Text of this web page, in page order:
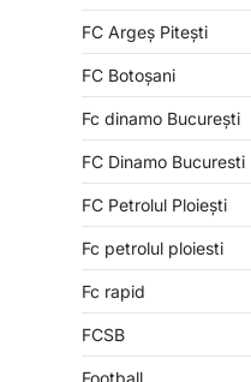
FC Argeș Pitești
FC Botoșani
Fc dinamo București
FC Dinamo Bucuresti
FC Petrolul Ploiești
Fc petrolul ploiesti
Fc rapid
FCSB
Football